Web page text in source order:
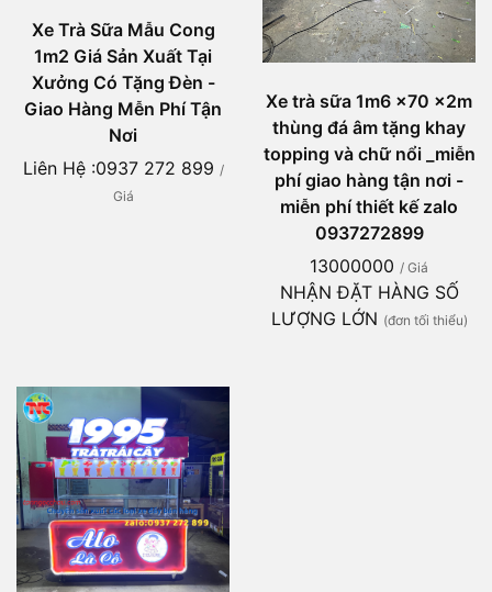
Xe Trà Sữa Mẫu Cong
1m2 Giá Sản Xuất Tại
Xưởng Có Tặng Đèn -
Giao Hàng Mễn Phí Tận
Nơi
Liên Hệ :0937 272 899 /
Giá
Xe trà sữa 1m6 x70 x2m
thùng đá âm tặng khay
topping và chữ nổi _miễn
phí giao hàng tận nơi -
miễn phí thiết kế zalo
0937272899
13000000 / Giá
NHẬN ĐẶT HÀNG SỐ
LƯỢNG LỚN (đơn tối thiểu)